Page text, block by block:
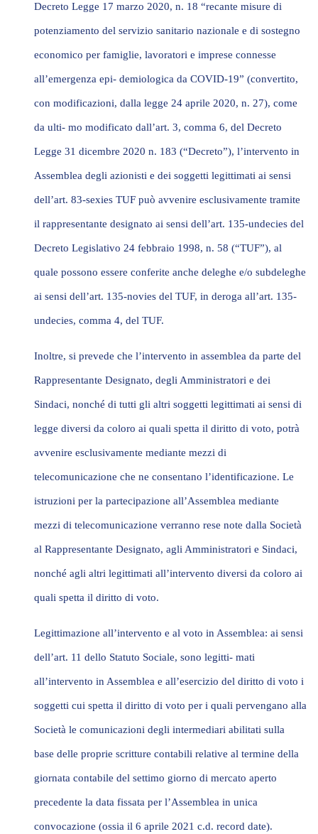
Decreto Legge 17 marzo 2020, n. 18 “recante misure di
potenziamento del servizio sanitario nazionale e di sostegno
economico per famiglie, lavoratori e imprese connesse
all’emergenza epi- demiologica da COVID-19” (convertito,
con modificazioni, dalla legge 24 aprile 2020, n. 27), come
da ulti- mo modificato dall’art. 3, comma 6, del Decreto
Legge 31 dicembre 2020 n. 183 (“Decreto”), l’intervento in
Assemblea degli azionisti e dei soggetti legittimati ai sensi
dell’art. 83-sexies TUF può avvenire esclusivamente tramite
il rappresentante designato ai sensi dell’art. 135-undecies del
Decreto Legislativo 24 febbraio 1998, n. 58 (“TUF”), al
quale possono essere conferite anche deleghe e/o subdeleghe
ai sensi dell’art. 135-novies del TUF, in deroga all’art. 135-
undecies, comma 4, del TUF.
Inoltre, si prevede che l’intervento in assemblea da parte del
Rappresentante Designato, degli Amministratori e dei
Sindaci, nonché di tutti gli altri soggetti legittimati ai sensi di
legge diversi da coloro ai quali spetta il diritto di voto, potrà
avvenire esclusivamente mediante mezzi di
telecomunicazione che ne consentano l’identificazione. Le
istruzioni per la partecipazione all’Assemblea mediante
mezzi di telecomunicazione verranno rese note dalla Società
al Rappresentante Designato, agli Amministratori e Sindaci,
nonché agli altri legittimati all’intervento diversi da coloro ai
quali spetta il diritto di voto.
Legittimazione all’intervento e al voto in Assemblea: ai sensi
dell’art. 11 dello Statuto Sociale, sono legitti- mati
all’intervento in Assemblea e all’esercizio del diritto di voto i
soggetti cui spetta il diritto di voto per i quali pervengano alla
Società le comunicazioni degli intermediari abilitati sulla
base delle proprie scritture contabili relative al termine della
giornata contabile del settimo giorno di mercato aperto
precedente la data fissata per l’Assemblea in unica
convocazione (ossia il 6 aprile 2021 c.d. record date).